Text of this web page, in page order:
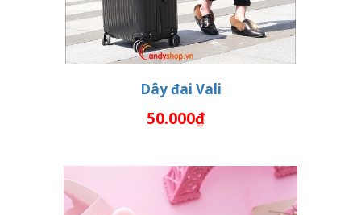
HẾT HÀNG
Dây đai Vali
50.000₫